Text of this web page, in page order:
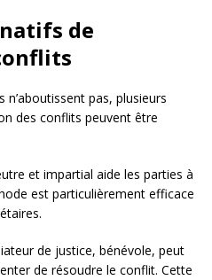
de
n’aboutissent pas, plusieurs
des conflits peuvent être
et impartial aide les parties à
est particulièrement efficace
de justice, bénévole, peut
de résoudre le conflit. Cette